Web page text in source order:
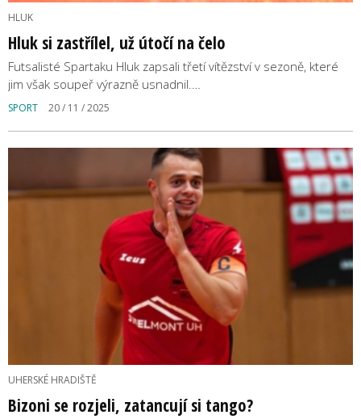
HLUK
Hluk si zastřílel, už útočí na čelo
Futsalisté Spartaku Hluk zapsali třetí vítězství v sezoně, které
jim však soupeř výrazně usnadnil.…
SPORT 20 / 11 / 2025
UHERSKÉ HRADIŠTĚ
Bizoni se rozjeli, zatancují si tango?